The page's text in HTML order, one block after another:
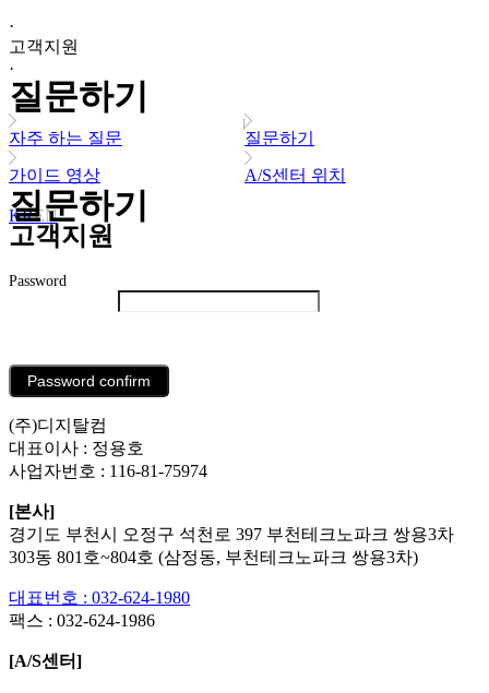
KREN
·
고객지원
·
질문하기
자주 하는 질문 질문하기
가이드 영상 A/S센터 위치
질문하기
고객지원
Password
Password confirm
(주)디지탈컴
대표이사 : 정용호
사업자번호 : 116-81-75974
[본사]
경기도 부천시 오정구 석천로 397 부천테크노파크 쌍용3차
303동 801호~804호 (삼정동, 부천테크노파크 쌍용3차)
대표번호 : 032-624-1980
팩스 : 032-624-1986
[A/S센터]